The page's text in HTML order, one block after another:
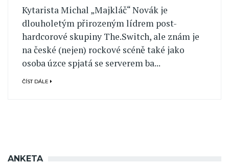
Kytarista Michal „Majkláč“ Novák je
dlouholetým přirozeným lídrem post-
hardcorové skupiny The.Switch, ale znám je
na české (nejen) rockové scéně také jako
osoba úzce spjatá se serverem ba...
ČÍST DÁLE
ANKETA